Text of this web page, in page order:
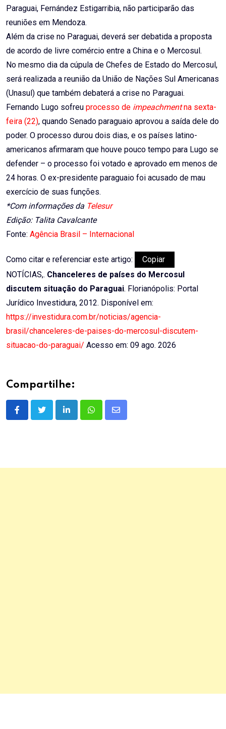
Paraguai, Fernández Estigarribia, não participarão das
reuniões em Mendoza.
Além da crise no Paraguai, deverá ser debatida a proposta
de acordo de livre comércio entre a China e o Mercosul.
No mesmo dia da cúpula de Chefes de Estado do Mercosul,
será realizada a reunião da União de Nações Sul Americanas
(Unasul) que também debaterá a crise no Paraguai.
Fernando Lugo sofreu processo de impeachmentna sexta-
feira (22), quando Senado paraguaio aprovou a saída dele do
poder. O processo durou dois dias, e os países latino-
americanos afirmaram que houve pouco tempo para Lugo se
defender – o processo foi votado e aprovado em menos de
24 horas. O ex-presidente paraguaio foi acusado de mau
exercício de suas funções.
*Com informações da Telesur
Edição: Talita Cavalcante
Fonte: Agência Brasil – Internacional
Como citar e referenciar este artigo:
Copiar
NOTÍCIAS,. Chanceleres de países do Mercosul
discutem situação do Paraguai. Florianópolis: Portal
Jurídico Investidura, 2012. Disponível em:
https://investidura.com.br/noticias/agencia-
brasil/chanceleres-de-paises-do-mercosul-discutem-
situacao-do-paraguai/ Acesso em: 09 ago. 2026
Compartilhe:
LinkedInWhatsappShare